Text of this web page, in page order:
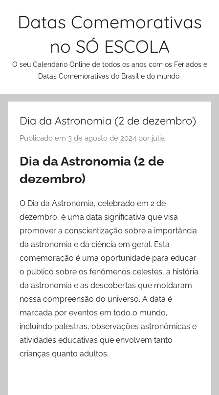
Datas Comemorativas
no SÓ ESCOLA
O seu Calendário Online de todos os anos com os Feriados e
Datas Comemorativas do Brasil e do mundo.
Dia da Astronomia (2 de dezembro)
Publicado em 3 de agosto de 2024 por julia
Dia da Astronomia (2 de
dezembro)
O Dia da Astronomia, celebrado em 2 de
dezembro, é uma data significativa que visa
promover a conscientização sobre a importância
da astronomia e da ciência em geral. Esta
comemoração é uma oportunidade para educar
o público sobre os fenômenos celestes, a história
da astronomia e as descobertas que moldaram
nossa compreensão do universo. A data é
marcada por eventos em todo o mundo,
incluindo palestras, observações astronômicas e
atividades educativas que envolvem tanto
crianças quanto adultos.